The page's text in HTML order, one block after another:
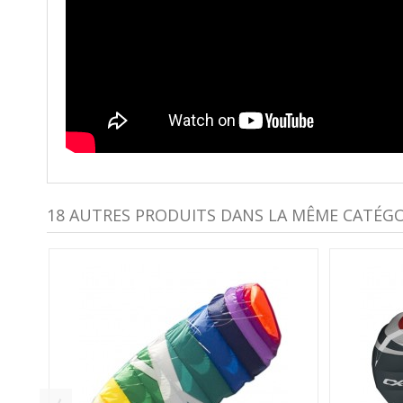
18 AUTRES PRODUITS DANS LA MÊME